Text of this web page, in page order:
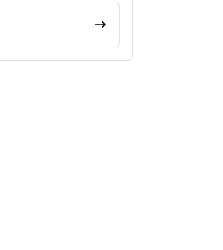
CALCULAR FRETE